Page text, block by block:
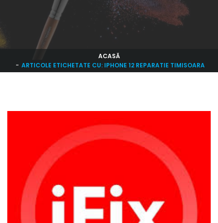
ACASĂ
ARTICOLE ETICHETATE CU: IPHONE 12 REPARATIE TIMISOARA